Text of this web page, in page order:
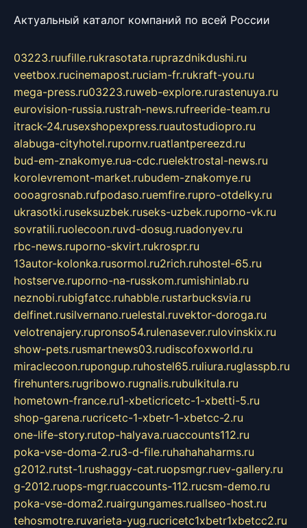
Актуальный каталог компаний по всей России
03223.ruufille.rukrasotata.ruprazdnikdushi.ru
veetbox.rucinemapost.ruciam-fr.rukraft-you.ru
mega-press.ru03223.ruweb-explore.rurastenuya.ru
eurovision-russia.rustrah-news.rufreeride-team.ru
itrack-24.rusexshopexpress.ruautostudiopro.ru
alabuga-cityhotel.rupornv.ruatlantpereezd.ru
bud-em-znakomye.rua-cdc.ruelektrostal-news.ru
korolevremont-market.rubudem-znakomye.ru
oooagrosnab.rufpodaso.ruemfire.rupro-otdelky.ru
ukrasotki.ruseksuzbek.ruseks-uzbek.ruporno-vk.ru
sovratili.ruolecoon.ruvd-dosug.ruadonyev.ru
rbc-news.ruporno-skvirt.rukrospr.ru
13autor-kolonka.rusormol.ru2rich.ruhostel-65.ru
hostserve.ruporno-na-russkom.rumishinlab.ru
neznobi.rubigfatcc.ruhabble.rustarbucksvia.ru
delfinet.rusilvernano.ruelestal.ruvektor-doroga.ru
velotrenajery.rupronso54.rulenasever.rulovinskix.ru
show-pets.rusmartnews03.rudiscofoxworld.ru
miraclecoon.rupongup.ruhostel65.ruliura.ruglasspb.ru
firehunters.rugribowo.rugnalis.rubulkitula.ru
hometown-france.ru1-xbeticricetc-1-xbetti-5.ru
shop-garena.rucricetc-1-xbetr-1-xbetcc-2.ru
one-life-story.rutop-halyava.ruaccounts112.ru
poka-vse-doma-2.ru3-d-file.ruhahahaharms.ru
g2012.rutst-1.rushaggy-cat.ruopsmgr.ruev-gallery.ru
g-2012.ruops-mgr.ruaccounts-112.rucsm-demo.ru
poka-vse-doma2.ruairgungames.ruallseo-host.ru
tehosmotre.ruvarieta-yug.rucricetc1xbetr1xbetcc2.ru